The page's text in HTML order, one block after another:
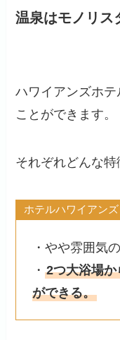
温泉はモノリス
ハワイアンズホ
ことができます。
それぞれどんな特
ホテルハワイアンズ
・やや雰囲気
・ 2つ大浴場
ができる。